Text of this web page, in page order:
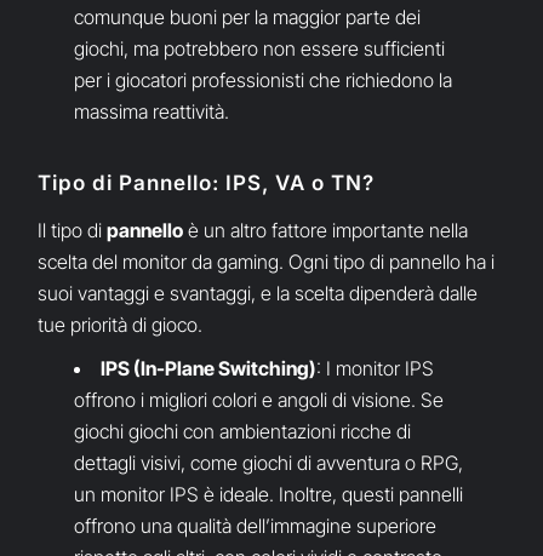
comunque buoni per la maggior parte dei
giochi, ma potrebbero non essere sufficienti
per i giocatori professionisti che richiedono la
massima reattività.
Tipo di Pannello: IPS, VA o TN?
Il tipo dipannello è un altro fattore importante nella
scelta del monitor da gaming. Ogni tipo di pannello ha i
suoi vantaggi e svantaggi, e la scelta dipenderà dalle
tue priorità di gioco.
IPS (In-Plane Switching): I monitor IPS
offrono i migliori colori e angoli di visione. Se
giochi giochi con ambientazioni ricche di
dettagli visivi, come giochi di avventura o RPG,
un monitor IPS è ideale. Inoltre, questi pannelli
offrono una qualità dell’immagine superiore